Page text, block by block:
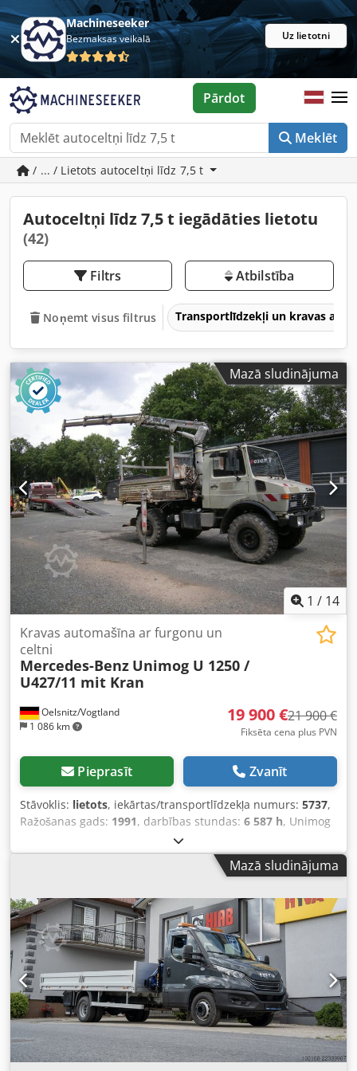
Machineseeker
Bezmaksas veikalā Uz lietotni
Meklēt
Pārdot
/ ... / Lietots autoceltņi līdz 7,5 t
Autoceltņi līdz 7,5 t iegādāties lietotu
(42)
Filtrs Atbilstība
Noņemt visus filtrus Transportlīdzekļi un kravas
Mazā sludinājuma
1 / 14
Oelsnitz/Vogtland
1 086 km
Kravas automašīna ar furgonu un
celtni
Mercedes-Benz Unimog U 1250 /
U427/11 mit Kran
19 900 €21 900 €
Fiksēta cena plus PVN
Pieprasīt Zvanīt
Stāvoklis: lietots, iekārtas/transportlīdzekļa numurs: 5737,
Ražošanas gads: 1991, darbības stundas: 6 587 h, Unimog
ar pašizgāzēju, vinču, atbalstiem un celtni U1250 - 427/11
Unimog 1250 - 427/11 Pirmreiz reģistrēts 1991. gada 09.
mēnesī, Nobraukums pēc skaitītāja datiem: 6587 stundas
5958 cm³, 92 kW, 125 ZS Cedpfxozcbngj Aaioha 16 pakāpju
manuālā pārnesumkārba, Vadītāja kabīne ar 3 sēdvietām,
Riepu izmērs 365/80 R 20, protektora dziļums 14–16 mm,
Garenbāze 3300 mm, Kopējā masa 7490 kg (pēc masas
samazināšanas), tukšā masa 6960 kg, ass slodze priekšējā
ass 4400 kg, aizmugurējā ass 4400 kg, ABS, radio,
diferenciāla bloķēšana, pastiprinātā stūre, bloķēšanas ķīļi,
Izmēri (garums x platums x augstums): 5500 x 2265 x 3400
mm, Celtnis HIAB 050 ar tālvadības pulti, Trīspusējs
pašizgāzējs, kas neizmanto savu funkciju pēc masas
Mazā sludinājuma